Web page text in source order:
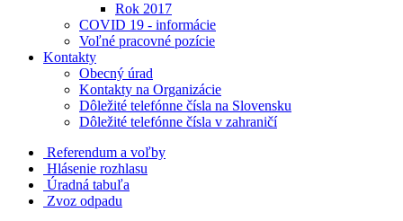
Rok 2017
COVID 19 - informácie
Voľné pracovné pozície
Kontakty
Obecný úrad
Kontakty na Organizácie
Dôležité telefónne čísla na Slovensku
Dôležité telefónne čísla v zahraničí
Referendum a voľby
Hlásenie rozhlasu
Úradná tabuľa
Zvoz odpadu